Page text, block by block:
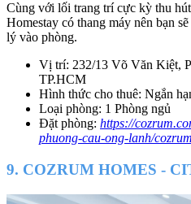
Cùng với lối trang trí cực kỳ thu
Homestay có thang máy nên bạn
lý vào phòng.
Vị trí: 232/13 Võ Văn Kiệt,
TP.HCM
Hình thức cho thuê: Ngắn
Loại phòng: 1 Phòng ngủ
Đặt phòng: https://
phuong-cau-ong-lanh/
9. COZRUM HOMES -